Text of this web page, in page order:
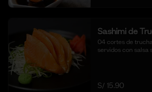
Sashimi de
04 cortes de
servidos con salsa
S/ 15.90